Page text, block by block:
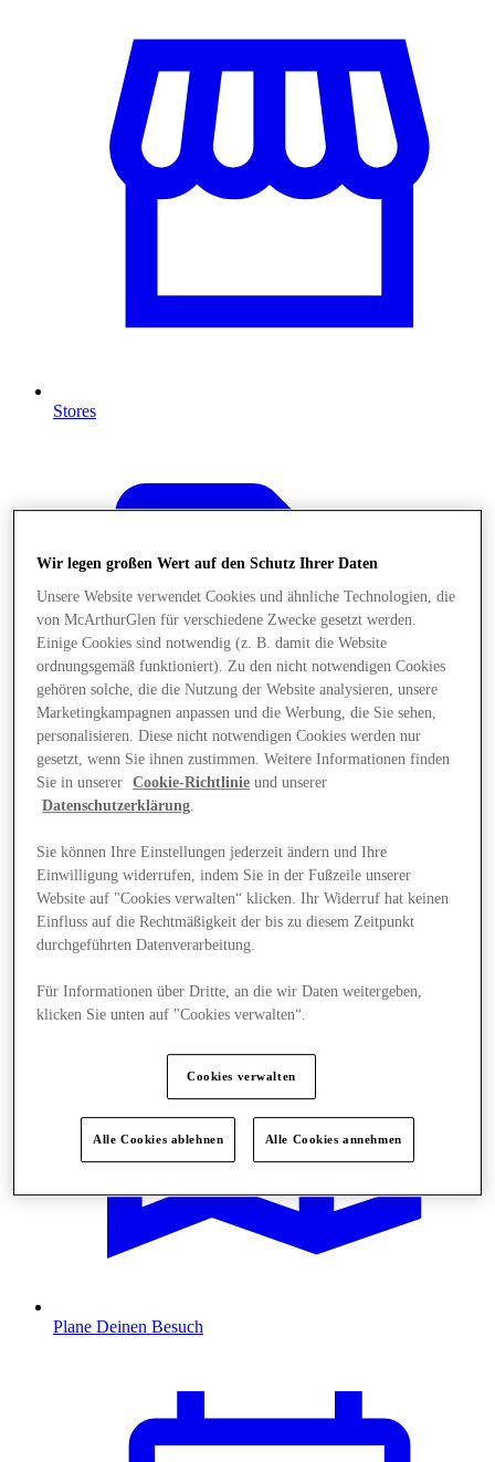
Stores
Angebote
Plane Deinen Besuch
Wir legen großen Wert auf den Schutz Ihrer Daten
Unsere Website verwendet Cookies und ähnliche Technologien, die
von McArthurGlen für verschiedene Zwecke gesetzt werden.
Einige Cookies sind notwendig (z. B. damit die Website
ordnungsgemäß funktioniert). Zu den nicht notwendigen Cookies
gehören solche, die die Nutzung der Website analysieren, unsere
Marketingkampagnen anpassen und die Werbung, die Sie sehen,
personalisieren. Diese nicht notwendigen Cookies werden nur
gesetzt, wenn Sie ihnen zustimmen. Weitere Informationen finden
Sie in unserer
Cookie-Richtlinie und unserer
Datenschutzerklärung.
Sie können Ihre Einstellungen jederzeit ändern und Ihre
Einwilligung widerrufen, indem Sie in der Fußzeile unserer
Website auf "Cookies verwalten“ klicken. Ihr Widerruf hat keinen
Einfluss auf die Rechtmäßigkeit der bis zu diesem Zeitpunkt
durchgeführten Datenverarbeitung.
Für Informationen über Dritte, an die wir Daten weitergeben,
klicken Sie unten auf "Cookies verwalten“.
Cookies verwalten
Alle Cookies ablehnen Alle Cookies annehmen